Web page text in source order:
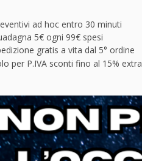
ad hoc entro 30 minuti
5€ ogni 99€ spesi
gratis a vita dal 5° ordine
per P.IVA sconti fino al 15% extra